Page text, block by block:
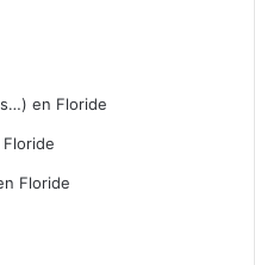
en Floride
Floride